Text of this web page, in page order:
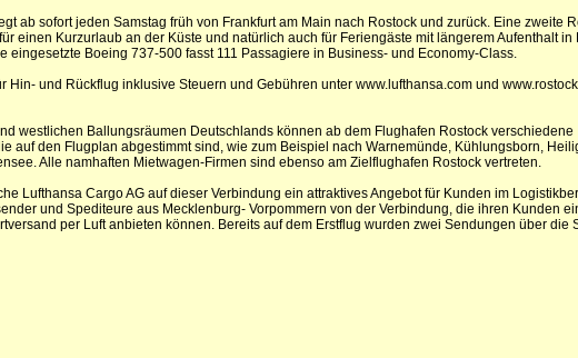
ab sofort jeden Samstag früh von Frankfurt am Main nach Rostock und zurück. Eine zweite
einen Kurzurlaub an der Küste und natürlich auch für Feriengäste mit längerem Aufenthalt in
eingesetzte Boeing 737-500 fasst 111 Passagiere in Business- und Economy-Class.
Hin- und Rückflug inklusive Steuern und Gebühren unter www.lufthansa.com und
westlichen Ballungsräumen Deutschlands können ab dem Flughafen Rostock verschiedene
auf den Flugplan abgestimmt sind, wie zum Beispiel nach Warnemünde, Kühlungsborn,
Alle namhaften Mietwagen-Firmen sind ebenso am Zielflughafen Rostock vertreten.
Lufthansa Cargo AG auf dieser Verbindung ein attraktives Angebot für Kunden im
und Spediteure aus Mecklenburg- Vorpommern von der Verbindung, die ihren Kunden
per Luft anbieten können. Bereits auf dem Erstflug wurden zwei Sendungen über die